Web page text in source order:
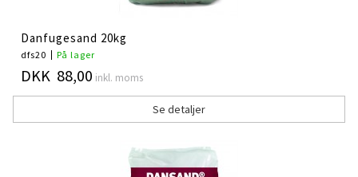
Danfugesand 20kg
dfs20 På lager
DKK 88,00 inkl. moms
Se detaljer